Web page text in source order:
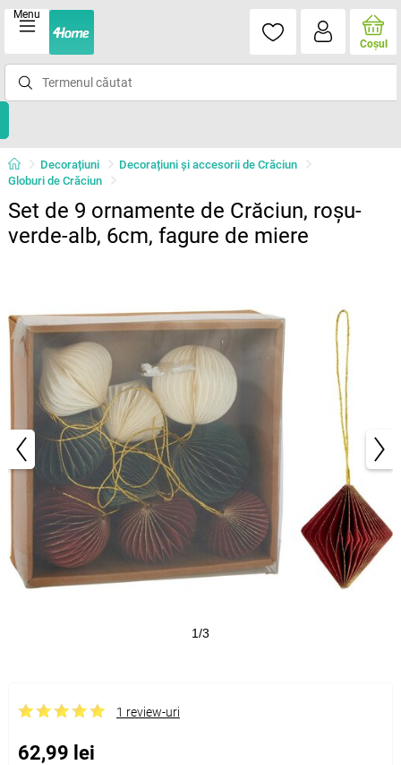
Menu
Coşul
Decorațiuni
Decorațiuni și accesorii de Crăciun
Globuri de Crăciun
Set de 9 ornamente de Crăciun, roșu-
verde-alb, 6cm, fagure de miere
1/3
1 review-uri
62,99 lei